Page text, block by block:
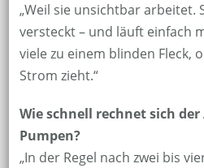
„Weil sie unsichtbar arbeitet.
versteckt – und läuft einfach
viele zu einem blinden Fleck,
Strom zieht.“
Wie schnell rechnet sich
Pumpen?
„In der Regel nach zwei bis